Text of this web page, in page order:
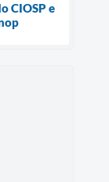
CIOSP e